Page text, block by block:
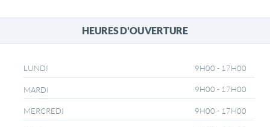
HEURES D'OUVERTURE
LUNDI 9H00 - 17H00
MARDI 9H00 - 17H00
MERCREDI 9H00 - 17H00